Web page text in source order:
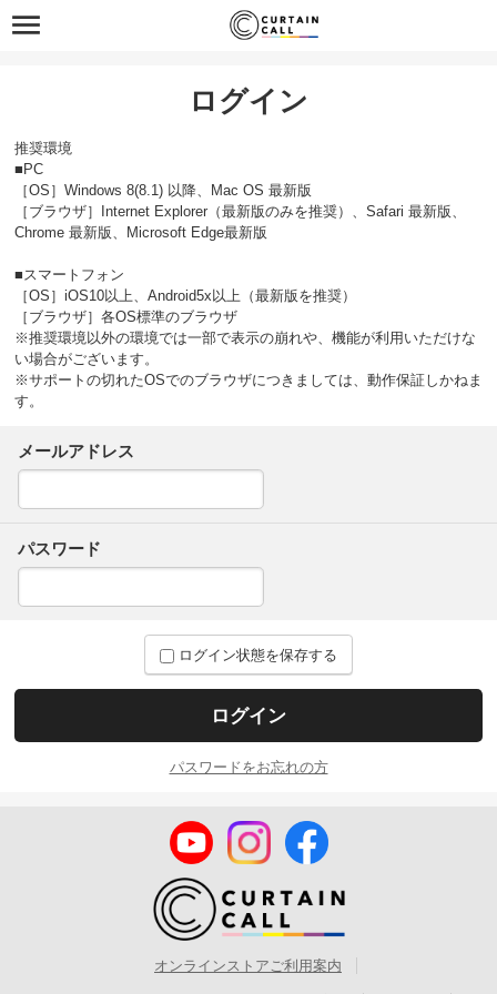
ログイン
推奨環境
■PC
［OS］Windows 8(8.1) 以降、Mac OS 最新版
［ブラウザ］Internet Explorer（最新版のみを推奨）、Safari 最新版、
Chrome 最新版、Microsoft Edge最新版
■スマートフォン
［OS］iOS10以上、Android5x以上（最新版を推奨）
［ブラウザ］各OS標準のブラウザ
※推奨環境以外の環境では一部で表示の崩れや、機能が利用いただけな
い場合がございます。
※サポートの切れたOSでのブラウザにつきましては、動作保証しかねま
す。
メールアドレス
パスワード
ログイン状態を保存する
パスワードをお忘れの方
オンラインストアご利用案内